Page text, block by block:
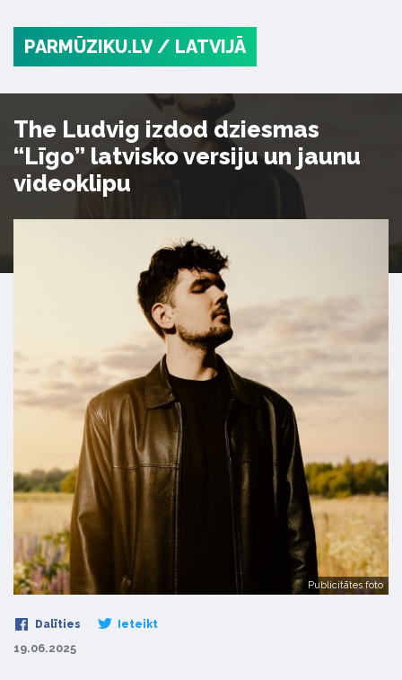
PARMŪZIKU.LV / LATVIJĀ
The Ludvig izdod dziesmas
“Līgo” latvisko versiju un jaunu
videoklipu
Publicitātes foto
Dalīties Ieteikt
19.06.2025